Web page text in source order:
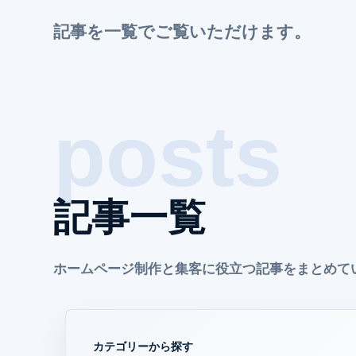
記事を一覧でご覧いただけます。
記事一覧
ホームページ制作と集客に役立つ記事をまとめて
カテゴリーから探す